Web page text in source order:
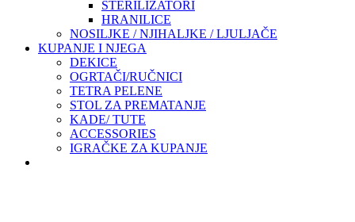
STERILIZATORI
HRANILICE
NOSILJKE / NJIHALJKE / LJULJAČE
KUPANJE I NJEGA
DEKICE
OGRTAČI/RUČNICI
TETRA PELENE
STOL ZA PREMATANJE
KADE/ TUTE
ACCESSORIES
IGRAČKE ZA KUPANJE